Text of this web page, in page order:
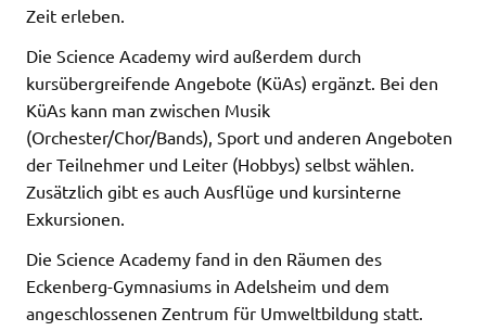
Zeit erleben.
Die Science Academy wird außerdem durch
kursübergreifende Angebote (KüAs) ergänzt. Bei den
KüAs kann man zwischen Musik
(Orchester/Chor/Bands), Sport und anderen Angeboten
der Teilnehmer und Leiter (Hobbys) selbst wählen.
Zusätzlich gibt es auch Ausflüge und kursinterne
Exkursionen.
Die Science Academy fand in den Räumen des
Eckenberg-Gymnasiums in Adelsheim und dem
angeschlossenen Zentrum für Umweltbildung statt.